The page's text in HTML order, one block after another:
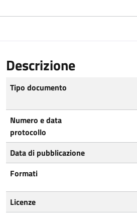
Descrizione
Tipo documento
Numero e data
protocollo
Data di pubblicazione
Formati
Licenze